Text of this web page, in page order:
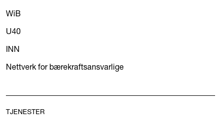
WiB
U40
INN
Nettverk for bærekraftsansvarlige
TJENESTER